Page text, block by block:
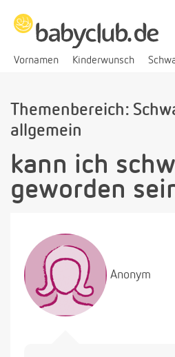
Vornamen Kinderwunsch
Themenbereich:
allgemein
kann ich
geworden
Anonym